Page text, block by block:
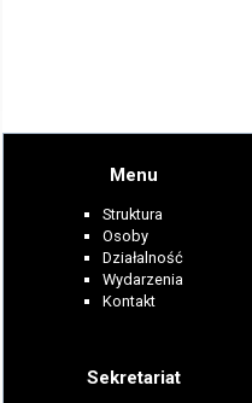
Menu
Struktura
Osoby
Działalność
Wydarzenia
Kontakt
Sekretariat